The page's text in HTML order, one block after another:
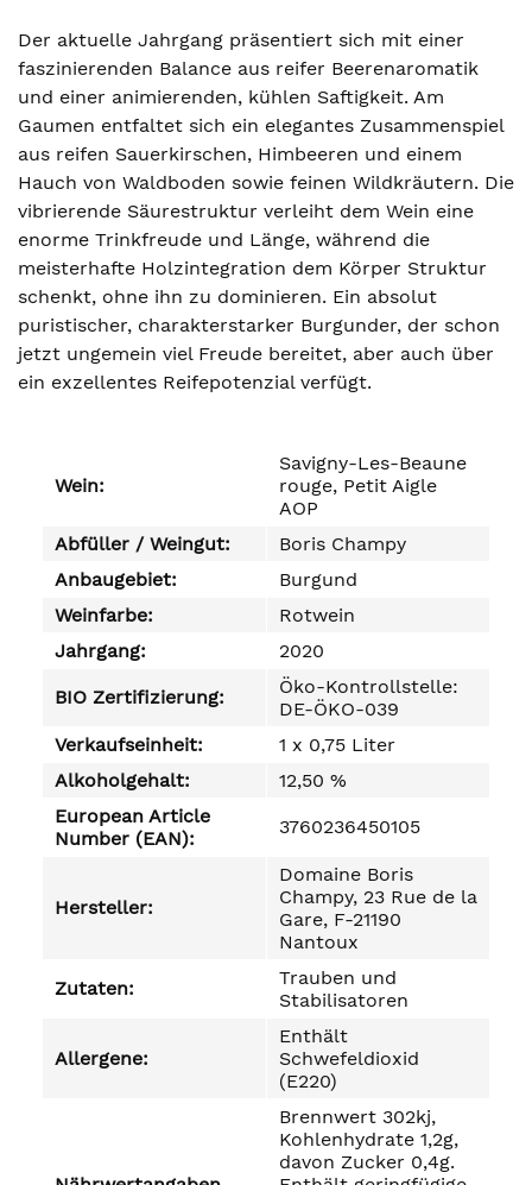
Der aktuelle Jahrgang präsentiert sich mit einer
faszinierenden Balance aus reifer Beerenaromatik
und einer animierenden, kühlen Saftigkeit. Am
Gaumen entfaltet sich ein elegantes Zusammenspiel
aus reifen Sauerkirschen, Himbeeren und einem
Hauch von Waldboden sowie feinen Wildkräutern. Die
vibrierende Säurestruktur verleiht dem Wein eine
enorme Trinkfreude und Länge, während die
meisterhafte Holzintegration dem Körper Struktur
schenkt, ohne ihn zu dominieren. Ein absolut
puristischer, charakterstarker Burgunder, der schon
jetzt ungemein viel Freude bereitet, aber auch über
ein exzellentes Reifepotenzial verfügt.
Wein:
Savigny-Les-Beaune
rouge, Petit Aigle
AOP
Abfüller / Weingut:
Boris Champy
Anbaugebiet:
Burgund
Weinfarbe:
Rotwein
Jahrgang:
2020
BIO Zertifizierung:
Öko-Kontrollstelle:
DE-ÖKO-039
Verkaufseinheit:
1 x 0,75 Liter
Alkoholgehalt:
12,50 %
European Article
Number (EAN):
3760236450105
Hersteller:
Domaine Boris
Champy, 23 Rue de la
Gare, F-21190
Nantoux
Zutaten:
Trauben und
Stabilisatoren
Allergene:
Enthält
Schwefeldioxid
(E220)
Brennwert 302kj,
Kohlenhydrate 1,2g,
davon Zucker 0,4g.